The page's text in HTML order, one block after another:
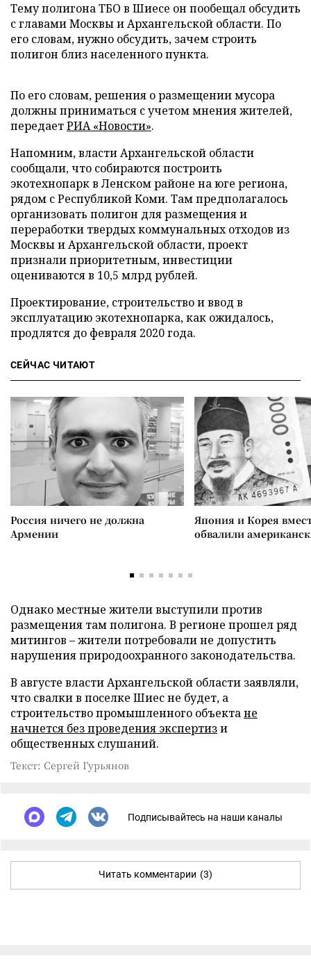
Тему полигона ТБО в Шиесе он пообещал обсудить
с главами Москвы и Архангельской области. По
его словам, нужно обсудить, зачем строить
полигон близ населенного пункта.
По его словам, решения о размещении мусора
должны приниматься с учетом мнения жителей,
передаетРИА «Новости».
Напомним, власти Архангельской области
сообщали, что собираются построить
экотехнопарк в Ленском районе на юге региона,
рядом с Республикой Коми. Там предполагалось
организовать полигон для размещения и
переработки твердых коммунальных отходов из
Москвы и Архангельской области, проект
признали приоритетным, инвестиции
оцениваются в 10,5 млрд рублей.
Проектирование, строительство и ввод в
эксплуатацию экотехнопарка, как ожидалось,
продлятся до февраля 2020 года.
СЕЙЧАС ЧИТАЮТ
Россия ничего не должна
Армении
Япония и Корея
обвалили
Однако местные жители выступили против
размещения там полигона. В регионе прошел ряд
митингов – жители потребовали не допустить
нарушения природоохранного законодательства.
В августе власти Архангельской области заявляли,
что свалки в поселке Шиес не будет, а
строительство промышленного объектане
начнется без проведения экспертизи
общественных слушаний.
Текст: Сергей Гурьянов
Подписывайтесь на наши каналы
Читать комментарии (3)